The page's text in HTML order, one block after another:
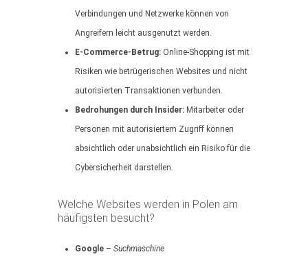
Verbindungen und Netzwerke können von
Angreifern leicht ausgenutzt werden.
E-Commerce-Betrug: Online-Shopping ist mit
Risiken wie betrügerischen Websites und nicht
autorisierten Transaktionen verbunden.
Bedrohungen durch Insider: Mitarbeiter oder
Personen mit autorisiertem Zugriff können
absichtlich oder unabsichtlich ein Risiko für die
Cybersicherheit darstellen.
Welche Websites werden in Polen am
häufigsten besucht?
Google – Suchmaschine